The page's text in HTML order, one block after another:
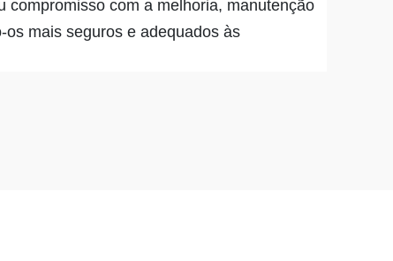
compromisso com a melhoria, manutenção
mais seguros e adequados às